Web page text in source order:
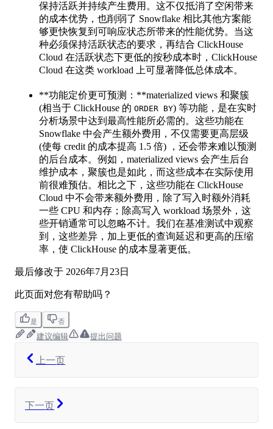
保持活跃并持续产生费用。这不仅抵消了空闲带来
的成本优势，也削弱了 Snowflake 相比其他方案能
够更快恢复到可响应状态所带来的性能优势。当这
种必须保持活跃状态的要求，再结合 ClickHouse
Cloud 在活跃状态下更低的按秒成本时，ClickHouse
Cloud 在这类 workload 上可显著降低总体成本。
**功能定价更可预测：**materialized views 和聚簇
(相当于 ClickHouse 的 ORDER BY) 等功能，是在实时
分析场景中达到最高性能所必需的。这些功能在
Snowflake 中会产生额外费用，不仅需要更高层级
(使每 credit 的成本提高 1.5 倍) ，还会带来难以预测
的后台成本。例如，materialized views 会产生后台
维护成本，聚簇也是如此，而这些成本在实际使用
前很难预估。相比之下，这些功能在 ClickHouse
Cloud 中不会带来额外费用，除了写入时额外消耗
一些 CPU 和内存；除高写入 workload 场景外，这
些开销通常可以忽略不计。我们在基准测试中观察
到，这些差异，加上更低的查询延迟和更高的压缩
率，使 ClickHouse 的成本显著更低。
最后修改于 2026年7月23日
此页面对您有帮助吗？
是 否
建议编辑 提出问题
上一页
下一页